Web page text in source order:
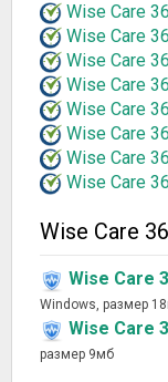
Wise Care
Wise Care
Wise Care
Wise Care
Wise Care
Wise Care
Wise Care
Wise Care
Wise Care
Wise Care
Windows, размер
Wise Care
размер 9мб